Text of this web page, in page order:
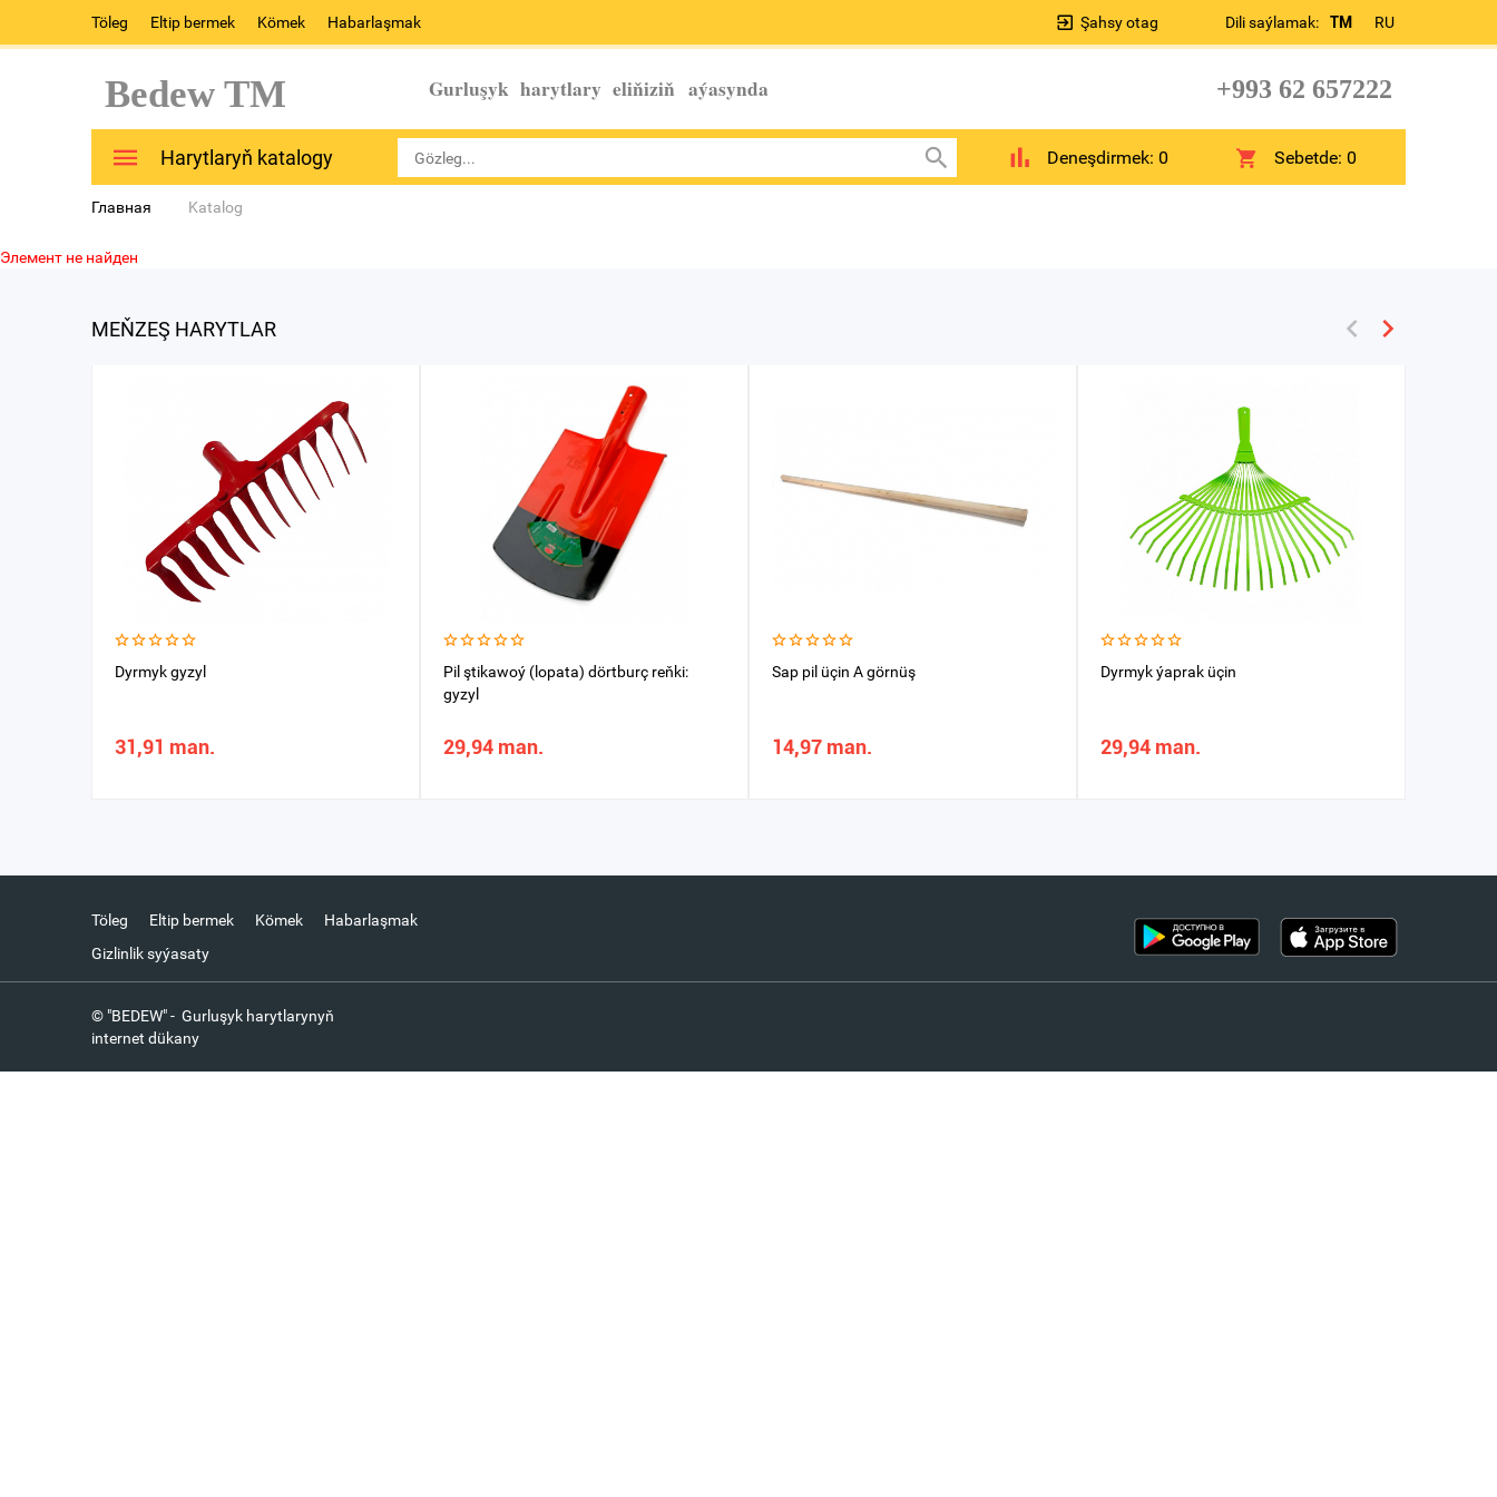
Töleg Eltip bermek Kömek Habarlaşmak Dili saýlamak: TM RU
Şahsy otag
Bedew TM Gurluşyk harytlary eliňiziň aýasynda +993 62 657222
Harytlaryň katalogy Deneşdirmek: 0 Sebetde:0
Главная Katalog
Элемент не найден
MEŇZEŞ HARYTLAR
Dyrmyk gyzyl
31,91 man.
Pil ştikawoý (lopata) dörtburç reňki:
gyzyl
29,94 man.
Sap pil üçin A görnüş
14,97 man.
Dyrmyk ýaprak üçin
29,94 man.
Töleg Eltip bermek Kömek
Habarlaşmak
Gizlinlik syýasaty
© "BEDEW" - Gurluşyk harytlarynyň
internet dükany